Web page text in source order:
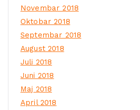
Novembar 2018
Oktobar 2018
Septembar 2018
August 2018
Juli 2018
Juni 2018
Maj 2018
April 2018